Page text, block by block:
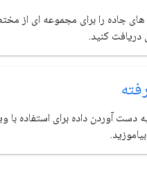
جاده را برای مجموعه ای از
کنید.